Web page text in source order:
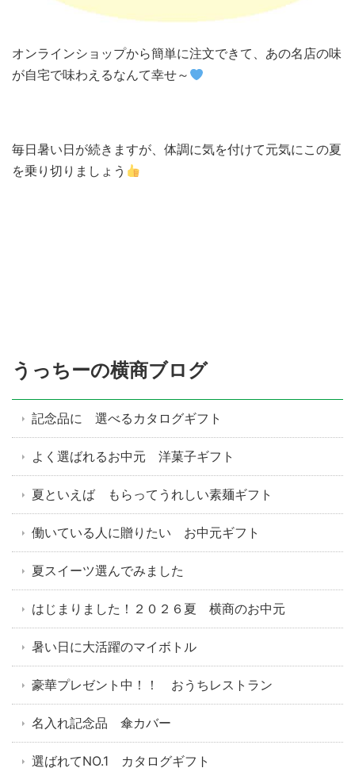
オンラインショップから簡単に注文できて、あの名店の味
が自宅で味わえるなんて幸せ～
毎日暑い日が続きますが、体調に気を付けて元気にこの夏
を乗り切りましょう
うっちーの横商ブログ
記念品に 選べるカタログギフト
よく選ばれるお中元 洋菓子ギフト
夏といえば もらってうれしい素麺ギフト
働いている人に贈りたい お中元ギフト
夏スイーツ選んでみました
はじまりました！２０２６夏 横商のお中元
暑い日に大活躍のマイボトル
豪華プレゼント中！！ おうちレストラン
名入れ記念品 傘カバー
選ばれてNO.1 カタログギフト